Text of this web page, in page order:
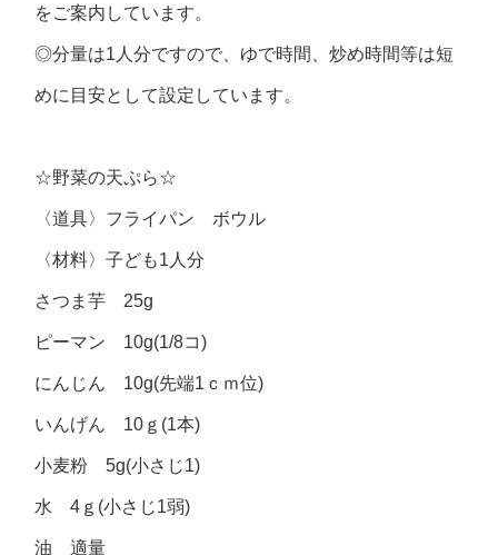
をご案内しています。
◎分量は1人分ですので、ゆで時間、炒め時間等は短
めに目安として設定しています。
☆野菜の天ぷら☆
〈道具〉フライパン ボウル
〈材料〉子ども1人分
さつま芋 25g
ピーマン 10g(1/8コ)
にんじん 10g(先端1ｃｍ位)
いんげん 10ｇ(1本)
小麦粉 5g(小さじ1)
水 4ｇ(小さじ1弱)
油 適量